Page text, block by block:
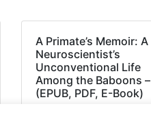
A Primate’s Memoir: A
Neuroscientist’s
Unconventional Life
Among the Baboons –
(EPUB, PDF, E-Book)